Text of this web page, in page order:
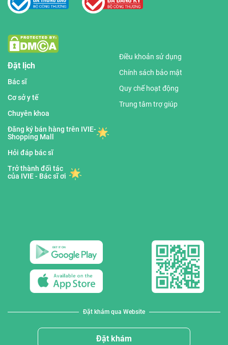
Đặt lịch
Bác sĩ
Cơ sở y tế
Chuyên khoa
Đăng ký bán hàng trên IVIE-
Shopping Mall
Hỏi đáp bác sĩ
Trở thành đối tác
của IVIE - Bác sĩ ơi
Điều khoản sử dụng
Chính sách bảo mật
Quy chế hoạt động
Trung tâm trợ giúp
Đặt khám qua Website
Đặt khám